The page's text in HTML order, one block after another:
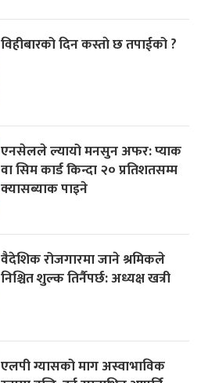
विहीबारको दिन कस्ताे छ तपाईको ?
एनसेलले ल्यायो मनसुन अफर: प्याक
वा सिम कार्ड किन्दा २० प्रतिशतसम्म
क्यासब्याक पाइने
वैदेशिक रोजगारमा जाने श्रमिकले
निश्चित शुल्क तिर्नैपर्छ: अध्यक्ष खत्री
एलपी ग्यासको माग अस्वाभाविक